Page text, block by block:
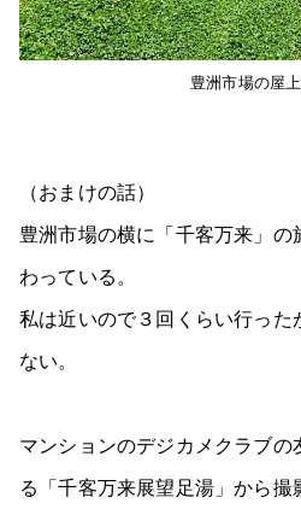
豊洲市場の屋
（おまけの話）
豊洲市場の横に「千客万来」
わっている。
私は近いので３回くらい行っ
ない。
マンションのデジカメクラブ
る「千客万来展望足湯」から